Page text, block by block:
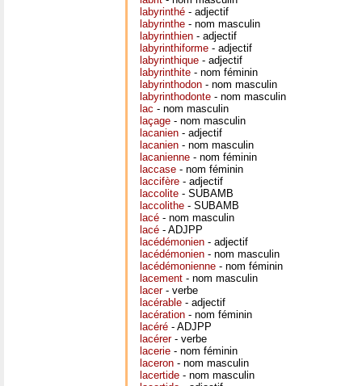
labyrinthé - adjectif
labyrinthe - nom masculin
labyrinthien - adjectif
labyrinthiforme - adjectif
labyrinthique - adjectif
labyrinthite - nom féminin
labyrinthodon - nom masculin
labyrinthodonte - nom masculin
lac - nom masculin
laçage - nom masculin
lacanien - adjectif
lacanien - nom masculin
lacanienne - nom féminin
laccase - nom féminin
laccifère - adjectif
laccolite - SUBAMB
laccolithe - SUBAMB
lacé - nom masculin
lacé - ADJPP
lacédémonien - adjectif
lacédémonien - nom masculin
lacédémonienne - nom féminin
lacement - nom masculin
lacer- verbe
lacérable - adjectif
lacération - nom féminin
lacéré - ADJPP
lacérer- verbe
lacerie - nom féminin
laceron - nom masculin
lacertide - nom masculin